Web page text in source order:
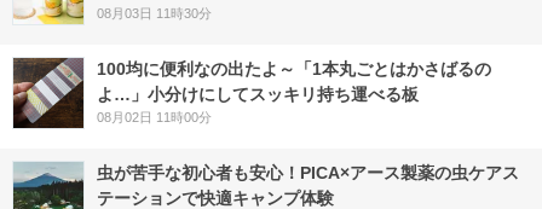
08月03日 11時30分
100均に便利なの出たよ～「1本丸ごとはかさばるの
よ…」小分けにしてスッキリ持ち運べる板
08月02日 11時00分
虫が苦手な初心者も安心！PICA×アース製薬の虫ケアス
テーションで快適キャンプ体験